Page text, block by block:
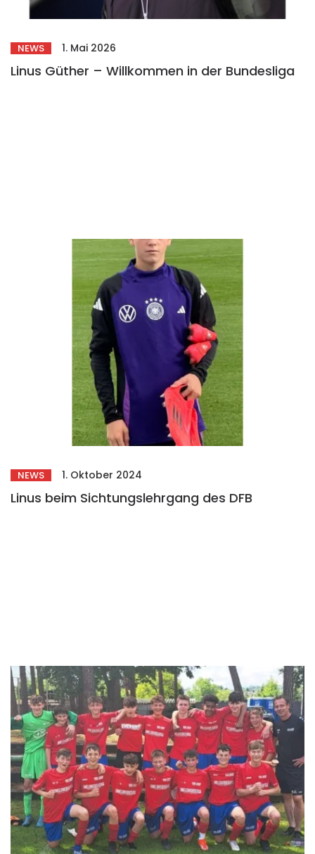
NEWS 1. Mai 2026
Linus Güther – Willkommen in der Bundesliga
NEWS 1. Oktober 2024
Linus beim Sichtungslehrgang des DFB